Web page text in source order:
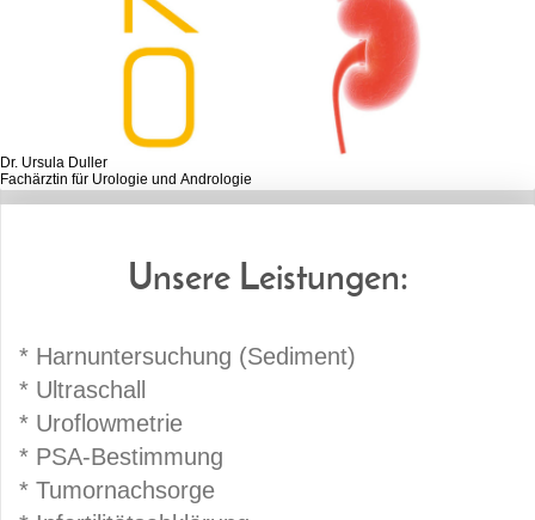
Dr. Ursula Duller
Fachärztin für Urologie und Andrologie
Unsere Leistungen:
* Harnuntersuchung (Sediment)
* Ultraschall
* Uroflowmetrie
* PSA-Bestimmung
* Tumornachsorge